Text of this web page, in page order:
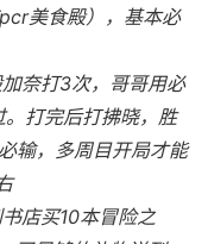
美食殿），基本必
奈打3次，哥哥用必
打完后打拂晓，胜
输，多周目开局才能
店买10本冒险之